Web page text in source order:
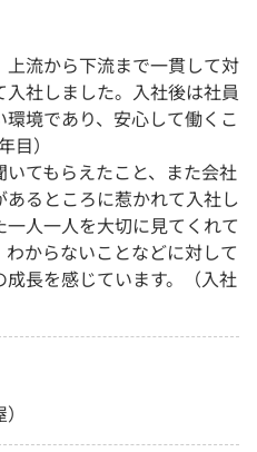
上流から下流まで一貫して対
社しました。入社後は社員
境であり、安心して働くこ
目）
いてもらえたこと、また会社
るところに惹かれて入社し
人一人を大切に見てくれて
からないことなどに対して
長を感じています。（入社